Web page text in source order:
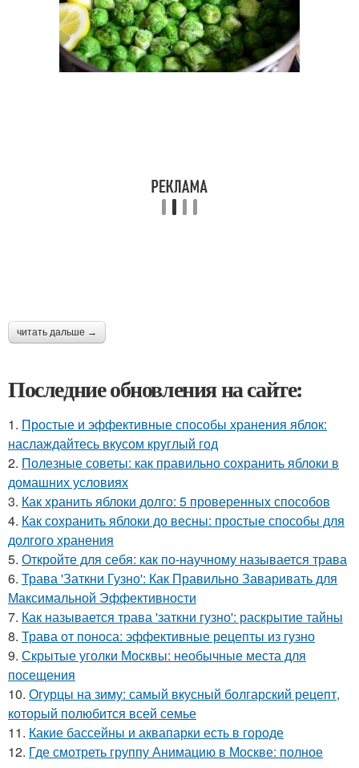
читать дальше →
Последние обновления на сайте:
1. Простые и эффективные способы хранения яблок:
наслаждайтесь вкусом круглый год
2. Полезные советы: как правильно сохранить яблоки в
домашних условиях
3. Как хранить яблоки долго: 5 проверенных способов
4. Как сохранить яблоки до весны: простые способы для
долгого хранения
5. Откройте для себя: как по-научному называется трава
6. Трава 'Заткни Гузно': Как Правильно Заваривать для
Максимальной Эффективности
7. Как называется трава 'заткни гузно': раскрытие тайны
8. Трава от поноса: эффективные рецепты из гузно
9. Скрытые уголки Москвы: необычные места для
посещения
10. Огурцы на зиму: самый вкусный болгарский рецепт,
который полюбится всей семье
11. Какие бассейны и аквапарки есть в городе
12. Где смотреть группу Анимацию в Москве: полное